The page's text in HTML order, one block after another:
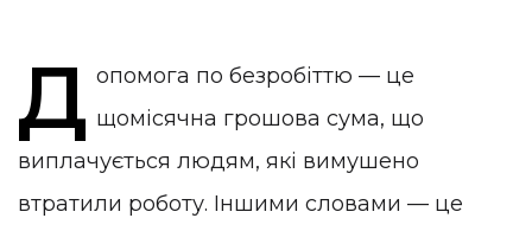
Д опомога по безробіттю — це
щомісячна грошова сума, що
виплачується людям, які вимушено
втратили роботу. Іншими словами — це